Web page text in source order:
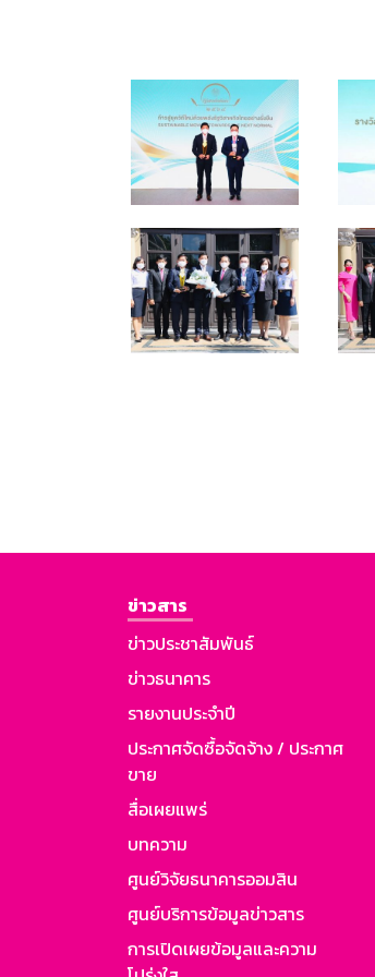
ข่าวสาร
ข่าวประชาสัมพันธ์
ข่าวธนาคาร
รายงานประจำปี
ประกาศจัดซื้อจัดจ้าง / ประกาศ
ขาย
สื่อเผยแพร่
บทความ
ศูนย์วิจัยธนาคารออมสิน
ศูนย์บริการข้อมูลข่าวสาร
การเปิดเผยข้อมูลและความ